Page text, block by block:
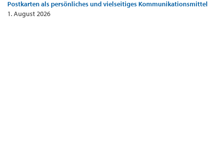
Postkarten als persönliches und vielseitiges Kommunikationsmittel
1. August 2026